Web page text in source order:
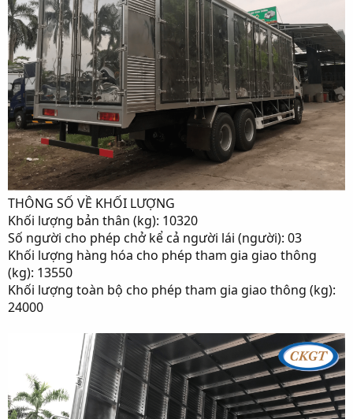
THÔNG SỐ VỀ KHỐI LƯỢNG
Khối lượng bản thân (kg): 10320
Số người cho phép chở kể cả người lái (người): 03
Khối lượng hàng hóa cho phép tham gia giao thông
(kg): 13550
Khối lượng toàn bộ cho phép tham gia giao thông (kg):
24000